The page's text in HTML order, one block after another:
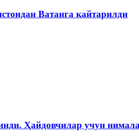
Ватанга қайтарилди
Ҳайдовчилар учун